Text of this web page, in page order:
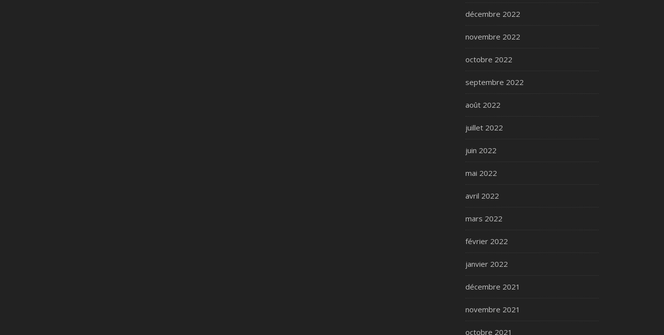
décembre 2022
novembre 2022
octobre 2022
septembre 2022
août 2022
juillet 2022
juin 2022
mai 2022
avril 2022
mars 2022
février 2022
janvier 2022
décembre 2021
novembre 2021
octobre 2021